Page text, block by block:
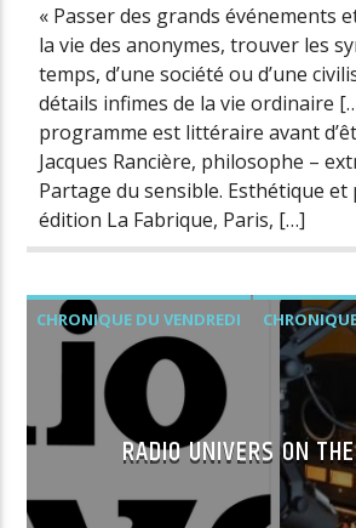
« Passer des grands événements
la vie des anonymes, trouver les
temps, d’une société ou d’une
détails infimes de la vie ordinaire
programme est littéraire avant
Jacques Rancière, philosophe –
Partage du sensible. Esthétique et
édition La Fabrique, Paris, […]
CHRONIQUE DU VENDREDI
RADIO UNIVERS ON